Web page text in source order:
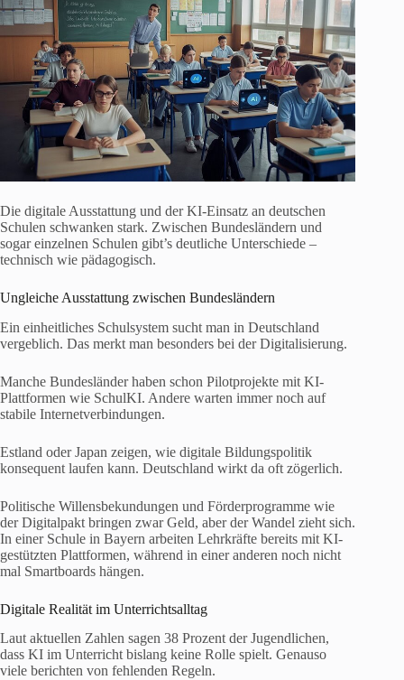
Die digitale Ausstattung und der KI-Einsatz an deutschen
Schulen schwanken stark. Zwischen Bundesländern und
sogar einzelnen Schulen gibt’s deutliche Unterschiede –
technisch wie pädagogisch.
Ungleiche Ausstattung zwischen Bundesländern
Ein einheitliches Schulsystem sucht man in Deutschland
vergeblich. Das merkt man besonders bei der Digitalisierung.
Manche Bundesländer haben schon Pilotprojekte mit KI-
Plattformen wie SchulKI. Andere warten immer noch auf
stabile Internetverbindungen.
Estland oder Japan zeigen, wie digitale Bildungspolitik
konsequent laufen kann. Deutschland wirkt da oft zögerlich.
Politische Willensbekundungen und Förderprogramme wie
der Digitalpakt bringen zwar Geld, aber der Wandel zieht sich.
In einer Schule in Bayern arbeiten Lehrkräfte bereits mit KI-
gestützten Plattformen, während in einer anderen noch nicht
mal Smartboards hängen.
Digitale Realität im Unterrichtsalltag
Laut aktuellen Zahlen sagen 38 Prozent der Jugendlichen,
dass KI im Unterricht bislang keine Rolle spielt. Genauso
viele berichten von fehlenden Regeln.